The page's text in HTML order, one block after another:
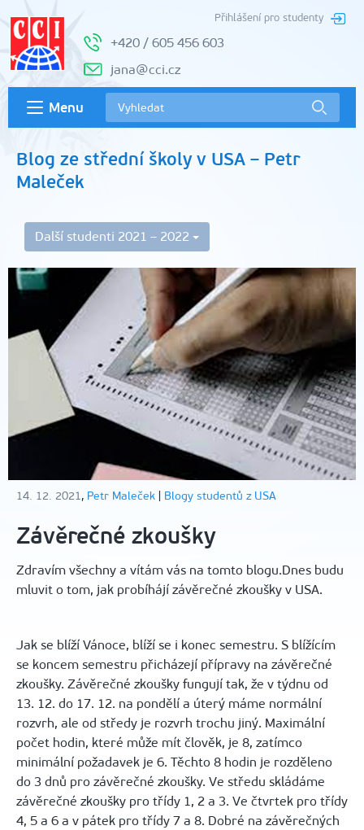
Přihlášení pro studenty
+420 / 605 456 603
jana@cci.cz
Menu
Blog ze střední školy v USA – Petr
Maleček
Další studenti 2021 – 2022
14. 12. 2021, Petr Maleček Blogy studentů z USA
Závěrečné zkoušky
Zdravím všechny a vítám vás na tomto blogu.Dnes budu
mluvit o tom, jak probíhájí závěrečné zkoušky v USA.
Jak se blíží Vánoce, blíží se i konec semestru. S blížícím
se koncem semestru přicházejí přípravy na závěrečné
zkoušky. Závěrečné zkoušky fungují tak, že v týdnu od
13. 12. do 17. 12. na pondělí a úterý máme normální
rozvrh, ale od středy je rozvrh trochu jiný. Maximální
počet hodin, které může mít člověk, je 8, zatímco
minimální požadavek je 6. Těchto 8 hodin je rozděleno
do 3 dnů pro závěrečné zkoušky. Ve středu skládáme
závěrečné zkoušky pro třídy 1, 2 a 3. Ve čtvrtek pro třídy
4, 5 a 6 a v pátek pro třídy 7 a 8. Dobré na závěrečných